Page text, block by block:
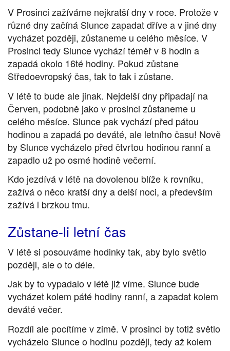
V Prosinci zažíváme nejkratší dny v roce. Protože v
různé dny začíná Slunce zapadat dříve a v jiné dny
vycházet později, zůstaneme u celého měsíce. V
Prosinci tedy Slunce vychází téměř v 8 hodin a
zapadá okolo 16té hodiny. Pokud zůstane
Středoevropský čas, tak to tak i zůstane.
V létě to bude ale jinak. Nejdelší dny připadají na
Červen, podobně jako v prosinci zůstaneme u
celého měsíce. Slunce pak vychází před pátou
hodinou a zapadá po deváté, ale letního času! Nově
by Slunce vycházelo před čtvrtou hodinou ranní a
zapadlo už po osmé hodině večerní.
Kdo jezdívá v létě na dovolenou blíže k rovníku,
zažívá o něco kratší dny a delší noci, a především
zažívá i brzkou tmu.
Zůstane-li letní čas
V létě si posouváme hodinky tak, aby bylo světlo
později, ale o to déle.
Jak by to vypadalo v létě již víme. Slunce bude
vycházet kolem páté hodiny ranní, a zapadat kolem
deváté večer.
Rozdíl ale pocítíme v zimě. V prosinci by totiž světlo
vycházelo Slunce o hodinu později, tedy až kolem